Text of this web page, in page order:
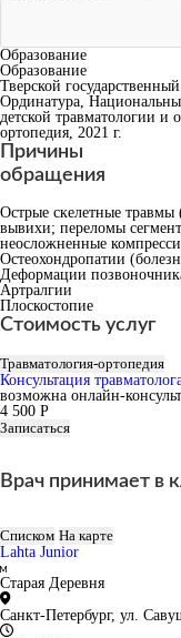
Образование
Образование
Тверской
Ординатура,
детской травматологии и
ортопедия, 2021 г.
Причины
обращения
Острые скелетные
вывихи; переломы
неосложненные
Остеохондропатии
Деформации
Артралгии
Плоскостопие
Стоимость услуг
Травматология-ортопедия
Консультация
возможна онлайн-
4 500 Р
Записаться
Врач принимает в
Списком На карте
Lahta Junior
Старая Деревня
Санкт-Петербург, ул.